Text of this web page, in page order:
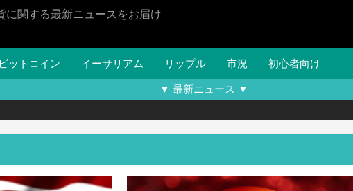
に関する最新ニュースをお届け
ビットコイン イーサリアム リップル 市況 初心者向け
▼ 最新ニュース ▼